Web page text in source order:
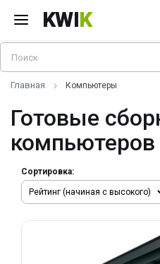
KWIK
Главная Компьютеры
Готовые
Сортировка: